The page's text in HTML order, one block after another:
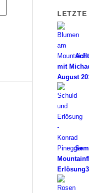
LETZTE
mit
August
Erlösung